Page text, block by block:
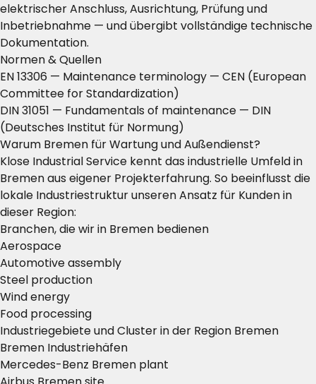
elektrischer Anschluss, Ausrichtung, Prüfung und
Inbetriebnahme — und übergibt vollständige technische
Dokumentation.
Normen & Quellen
EN 13306 — Maintenance terminology — CEN (European
Committee for Standardization)
DIN 31051 — Fundamentals of maintenance — DIN
(Deutsches Institut für Normung)
Warum Bremen für Wartung und Außendienst?
Klose Industrial Service kennt das industrielle Umfeld in
Bremen aus eigener Projekterfahrung. So beeinflusst die
lokale Industriestruktur unseren Ansatz für Kunden in
dieser Region:
Branchen, die wir in Bremen bedienen
Aerospace
Automotive assembly
Steel production
Wind energy
Food processing
Industriegebiete und Cluster in der Region Bremen
Bremen Industriehäfen
Mercedes-Benz Bremen plant